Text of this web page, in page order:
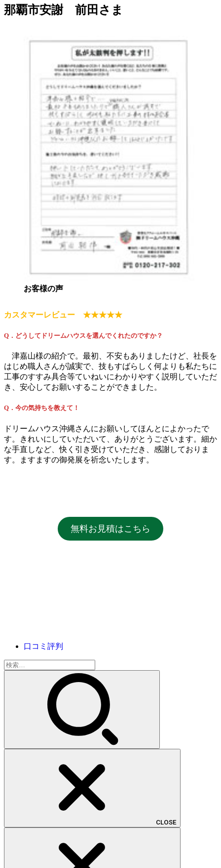
那覇市安謝 前田さま
お客様の声
カスタマーレビュー ★★★★★
Q．どうしてドリームハウスを選んでくれたのですか？
津嘉山様の紹介で。最初、不安もありましたけど、社長を
はじめ職人さんが誠実で、技もすばらしく何よりも私たちに
工事のすすみ具合等ていねいにわかりやすく説明していただ
き、安心してお願いすることができました。
Q．今の気持ちを教えて！
ドリームハウス沖縄さんにお願いしてほんとによかったで
す。きれいにしていただいて、ありがとうございます。細か
な手直しなど、快く引き受けていただき、感謝しておりま
す。ますますの御発展を祈念いたします。
無料お見積はこちら
口コミ評判
検
索:
CLOSE